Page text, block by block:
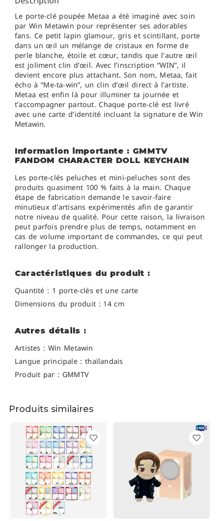
Le porte‑clé poupée Metaa a été imaginé avec soin
par Win Metawin pour représenter ses adorables
fans. Ce petit lapin glamour, gris et scintillant, porte
dans un œil un mélange de cristaux en forme de
perle blanche, étoile et cœur, tandis que l’autre œil
est joliment clin d’œil. Avec l’inscription “WIN”, il
devient encore plus attachant. Son nom, Metaa, fait
écho à “Me‑ta‑win”, un clin d’œil direct à l’artiste.
Metaa est enfin là pour illuminer ta journée et
t’accompagner partout. Chaque porte‑clé est livré
avec une carte d’identité incluant la signature de Win
Metawin.
Information importante : GMMTV
FANDOM CHARACTER DOLL KEYCHAIN
Les porte-clés peluches et mini-peluches sont des
produits quasiment 100 % faits à la main. Chaque
étape de fabrication demande le savoir-faire
minutieux d’artisans expérimentés afin de garantir
notre niveau de qualité. Pour cette raison, la livraison
peut parfois prendre plus de temps, notamment en
cas de volume important de commandes, ce qui peut
rallonger la production.
Caractéristiques du produit :
Quantité : 1 porte-clés et une carte
Dimensions du produit : 14 cm
Autres détails :
Artistes : Win Metawin
Langue principale : thaïlandais
Produit par : GMMTV
Produits similaires